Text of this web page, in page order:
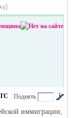
Поднять
ТС
иммиграции,